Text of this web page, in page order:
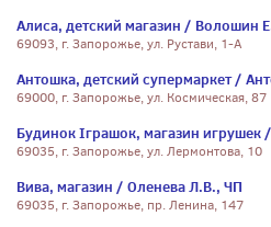
Алиса, детский магазин / Волошин
69093, г. Запорожье, ул. Рустави, 1-А
Антошка, детский супермаркет /
69000, г. Запорожье, ул. Космическая, 87
Будинок Iграшок, магазин
69035, г. Запорожье, ул. Лермонтова, 10
Вива, магазин / Оленева Л.В., ЧП
69035, г. Запорожье, пр. Ленина, 147